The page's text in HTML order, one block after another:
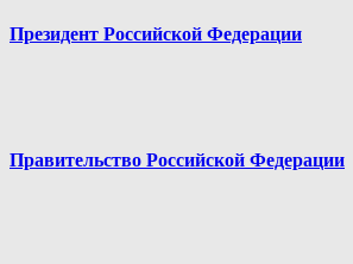
Президент Российской Федерации
Правительство Российской Федерации